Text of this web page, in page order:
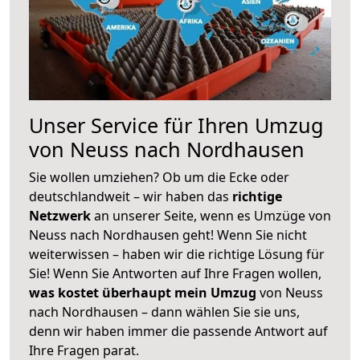
Unser Service für Ihren Umzug
von Neuss nach Nordhausen
Sie wollen umziehen? Ob um die Ecke oder
deutschlandweit – wir haben das richtige
Netzwerkan unserer Seite, wenn es Umzüge von
Neuss nach Nordhausen geht! Wenn Sie nicht
weiterwissen – haben wir die richtige Lösung für
Sie! Wenn Sie Antworten auf Ihre Fragen wollen,
was kostet überhaupt mein Umzug von Neuss
nach Nordhausen – dann wählen Sie sie uns,
denn wir haben immer die passende Antwort auf
Ihre Fragen parat.